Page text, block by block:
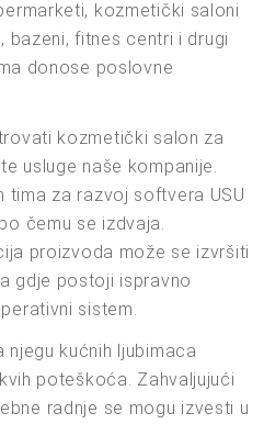
kozmetički saloni
bazeni, fitnes centri i drugi
donose poslovne
kozmetički salon za
usluge naše kompanije.
tima za razvoj softvera USU
čemu se izdvaja.
proizvoda može se izvršiti
gdje postoji ispravno
sistem.
kućnih ljubimaca
poteškoća. Zahvaljujući
radnje se mogu izvesti u